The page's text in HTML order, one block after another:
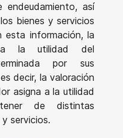
así
bienes y servicios
esta información, la
la utilidad del
por sus
decir, la valoración
asigna a la utilidad
de distintas
servicios.